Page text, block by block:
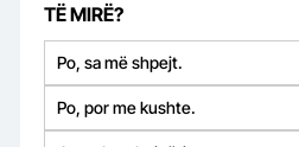
TË MIRË?
Po, sa më shpejt.
Po, por me kushte.